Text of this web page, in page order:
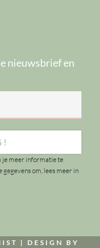
nieuwsbrief en
je meer informatie te
om, lees meer in
| DESIGN BY